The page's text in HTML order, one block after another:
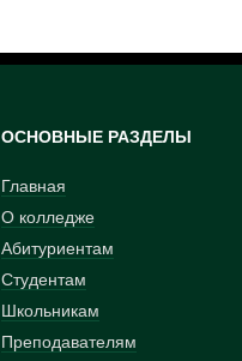
ОСНОВНЫЕ РАЗДЕЛЫ
Главная
О колледже
Абитуриентам
Студентам
Школьникам
Преподавателям